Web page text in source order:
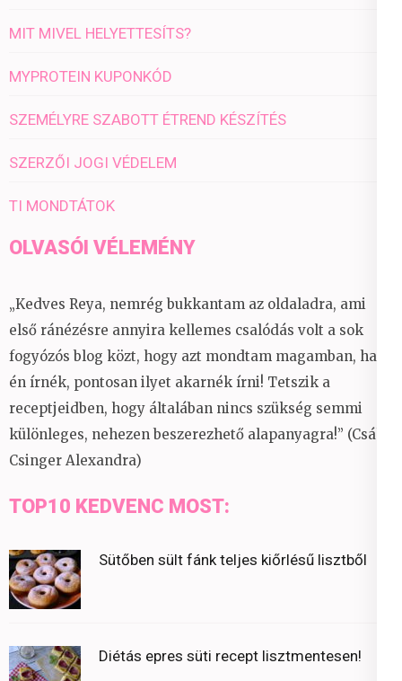
MIT MIVEL HELYETTESÍTS?
MYPROTEIN KUPONKÓD
SZEMÉLYRE SZABOTT ÉTREND KÉSZÍTÉS
SZERZŐI JOGI VÉDELEM
TI MONDTÁTOK
OLVASÓI VÉLEMÉNY
„Kedves Reya, nemrég bukkantam az oldaladra, ami
első ránézésre annyira kellemes csalódás volt a sok
fogyózós blog közt, hogy azt mondtam magamban, ha
én írnék, pontosan ilyet akarnék írni! Tetszik a
receptjeidben, hogy általában nincs szükség semmi
különleges, nehezen beszerezhető alapanyagra!” (Csáky
Csinger Alexandra)
TOP10 KEDVENC MOST:
Sütőben sült fánk teljes kiőrlésű lisztből
Diétás epres süti recept lisztmentesen!